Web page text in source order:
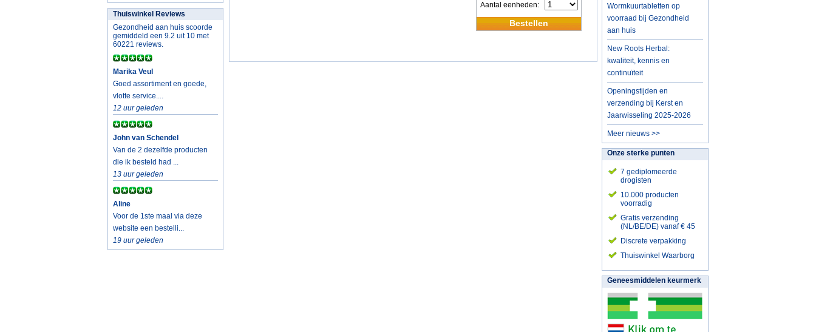
Thuiswinkel Reviews
Gezondheid aan huis scoorde
gemiddeld een 9.2 uit 10 met
60221 reviews.
Marika Veul
Goed assortiment en goede,
vlotte service....
12 uur geleden
John van Schendel
Van de 2 dezelfde producten
die ik besteld had ...
13 uur geleden
Aline
Voor de 1ste maal via deze
website een bestelli...
19 uur geleden
Aantal eenheden:
Bestellen
Wormkuurtabletten op
voorraad bij Gezondheid
aan huis
New Roots Herbal:
kwaliteit, kennis en
continuïteit
Openingstijden en
verzending bij Kerst en
Jaarwisseling 2025-2026
Meer nieuws >>
Onze sterke punten
7 gediplomeerde
drogisten
10.000 producten
voorradig
Gratis verzending
(NL/BE/DE) vanaf € 45
Discrete verpakking
Thuiswinkel Waarborg
Geneesmiddelen keurmerk